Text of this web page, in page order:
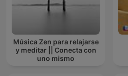
Música Zen para relajarse
y meditar || Conecta con
uno mismo